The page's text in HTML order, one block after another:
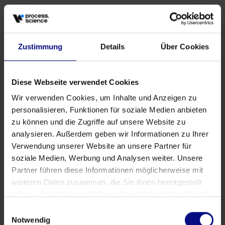
Zustimmung Details Über Cookies
Diese Webseite verwendet Cookies
Wir verwenden Cookies, um Inhalte und Anzeigen zu
personalisieren, Funktionen für soziale Medien anbieten
zu können und die Zugriffe auf unsere Website zu
analysieren. Außerdem geben wir Informationen zu Ihrer
Verwendung unserer Website an unsere Partner für
soziale Medien, Werbung und Analysen weiter. Unsere
Partner führen diese Informationen möglicherweise mit
weiteren Daten zusammen, die Sie ihnen bereitgestellt
Notwendig
Partenaire
Partenariat stratégique: Process.Science &
Innflow AG
May 21, 2026byBabette Schroth